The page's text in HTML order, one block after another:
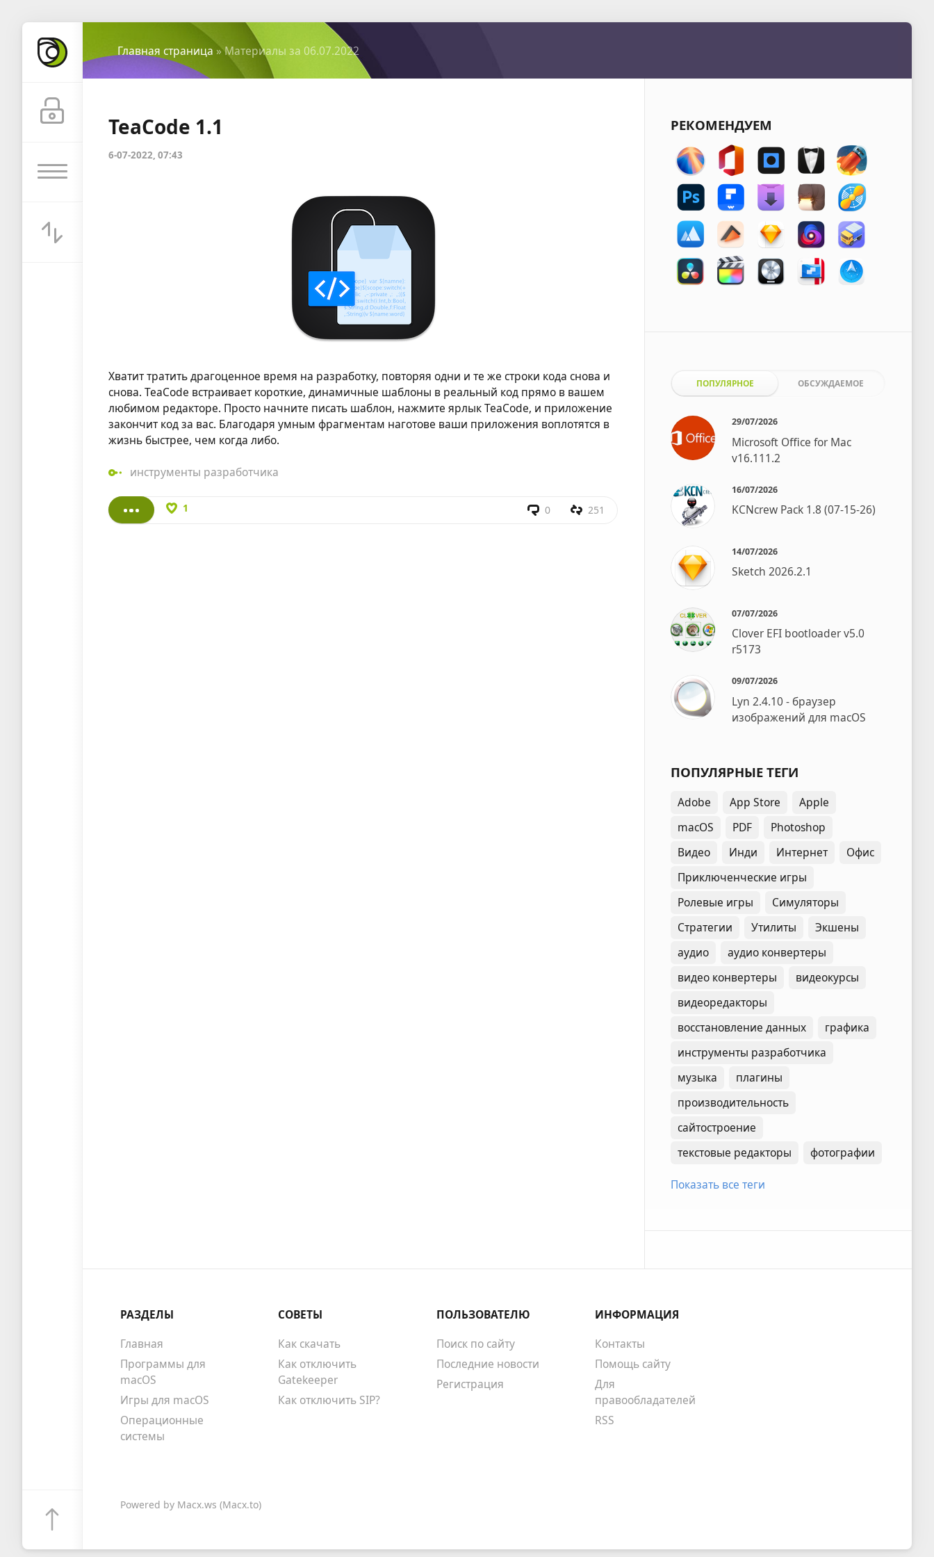
Главная страница » Материалы за 06.07.2022
TeaCode 1.1
6-07-2022, 07:43
Хватит тратить драгоценное время на разработку, повторяя одни и те же строки кода снова и
снова. TeaCode встраивает короткие, динамичные шаблоны в реальный код прямо в вашем
любимом редакторе. Просто начните писать шаблон, нажмите ярлык TeaCode, и приложение
закончит код за вас. Благодаря умным фрагментам наготове ваши приложения воплотятся в
жизнь быстрее, чем когда либо.
инструменты разработчика
1 0 251
РЕКОМЕНДУЕМ
ПОПУЛЯРНОЕ ОБСУЖДАЕМОЕ
29/07/2026
Microsoft Office for Mac
v16.111.2
16/07/2026
KCNcrew Pack 1.8 (07-15-26)
14/07/2026
Sketch 2026.2.1
07/07/2026
Clover EFI bootloader v5.0
r5173
09/07/2026
Lyn 2.4.10 - браузер
изображений для macOS
ПОПУЛЯРНЫЕ ТЕГИ
Adobe App Store
Apple
macOS
PDF
Photoshop
Видео
Инди Интернет
Офис
Приключенческие игры
Ролевые игры
Симуляторы
Стратегии
Утилиты
Экшены
аудио
аудио конвертеры
видео конвертеры
видеокурсы
видеоредакторы
восстановление данных
графика
инструменты разработчика
музыка
плагины
производительность
сайтостроение
текстовые редакторы
фотографии
Показать все теги
РАЗДЕЛЫ
Главная
Программы для
macOS
Игры для macOS
Операционные
системы
СОВЕТЫ
Как скачать
Как отключить
Gatekeeper
Как отключить SIP?
ПОЛЬЗОВАТЕЛЮ
Поиск по сайту
Последние новости
Регистрация
ИНФОРМАЦИЯ
Контакты
Помощь сайту
Для
правообладателей
RSS
Powered by Macx.ws (Macx.to)